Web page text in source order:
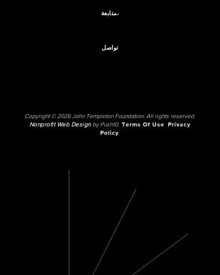
متابعة،
تواصل
Copyright © 2026 John Templeton Foundation. All rights reserved.
Nonprofit Web Designby Push10. Terms Of Use
Privacy
Policy